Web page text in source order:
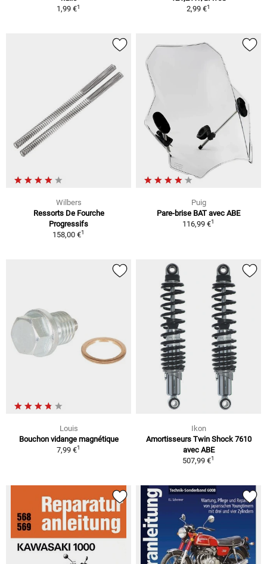
1,99 €1
2,99 €1
Wilbers
Ressorts De Fourche
Progressifs
158,00 €1
Puig
Pare-brise BAT avec ABE
116,99 €1
Louis
Bouchon vidange magnétique
7,99 €1
Ikon
Amortisseurs Twin Shock 7610
avec ABE
507,99 €1